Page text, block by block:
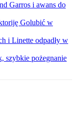
Garros i awans do
Golubić w
i Linette odpadły w
szybkie pożegnanie